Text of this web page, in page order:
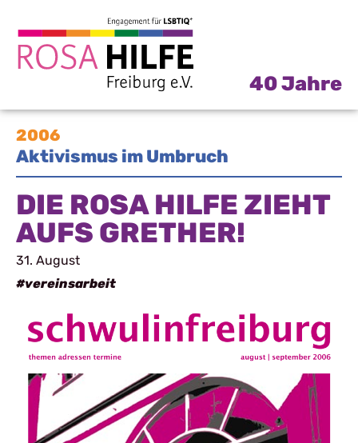
40 Jahre
2006
Aktivismus im Umbruch
DIE ROSA HILFE ZIEHT
AUFS GRETHER!
31. August
#vereinsarbeit